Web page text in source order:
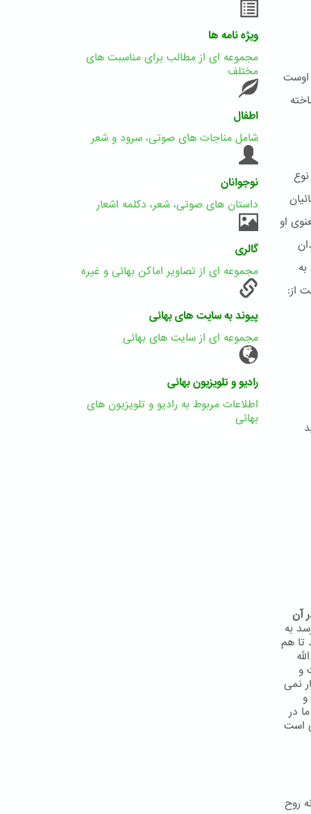
اوست
او
از:
آن
به
تا هم
و
نمی
در
است
روح
ویژه نامه ها
مجموعه ای از مطالب برای مناسبت های
مختلف
اطفال
شامل مناجات های صوتی، سرود و شعر
نوجوانان
داستان های صوتی، شعر، دکلمه اشعار
گالری
مجموعه ای از تصاویر اماکن بهائی و غیره
پیوند به سایت های بهائی
مجموعه ای از سایت های بهائی
رادیو و تلویزیون بهائی
اطلاعات مربوط به رادیو و تلویزیون های
بهائی